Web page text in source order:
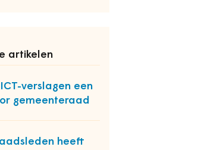
artikelen
verslagen een
gemeenteraad
heeft